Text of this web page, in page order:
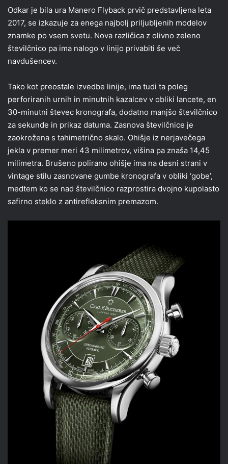
Odkar je bila ura Manero Flyback prvič predstavljena leta
2017, se izkazuje za enega najbolj priljubljenih modelov
znamke po vsem svetu. Nova različica z olivno zeleno
številčnico pa ima nalogo v linijo privabiti še več
navdušencev.
Tako kot preostale izvedbe linije, ima tudi ta poleg
perforiranih urnih in minutnih kazalcev v obliki lancete, en
30-minutni števec kronografa, dodatno manjšo številčnico
za sekunde in prikaz datuma. Zasnova številčnice je
zaokrožena s tahimetrično skalo. Ohišje iz nerjavečega
jekla v premer meri 43 milimetrov, višina pa znaša 14,45
milimetra. Brušeno polirano ohišje ima na desni strani v
vintage stilu zasnovane gumbe kronografa v obliki ‘gobe’,
medtem ko se nad številčnico razprostira dvojno kupolasto
safirno steklo z antirefleksnim premazom.